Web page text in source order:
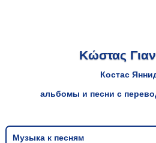
Κώστας
Костас
альбомы и песни с
Музыка к песням